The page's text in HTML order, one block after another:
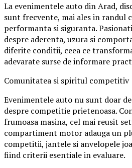
La evenimentele auto din Arad,
sunt frecvente, mai ales in randul
performanta si siguranta.
despre aderenta, uzura si
diferite conditii, ceea ce
adevarate surse de informare
Comunitatea si spiritul competitiv
Evenimentele auto nu sunt doar
despre competitie prietenoasa.
frumoasa masina, cel mai reusit
compartiment motor adauga un
competitii, jantele si anvelopele
fiind criterii esentiale in evaluare.